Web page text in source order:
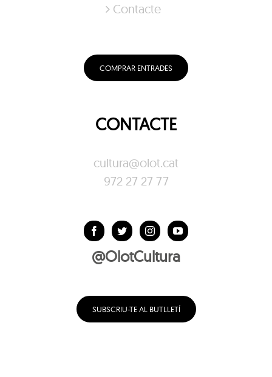
Contacte
COMPRAR ENTRADES
CONTACTE
cultura@olot.cat
972 27 27 77
@OlotCultura
SUBSCRIU-TE AL BUTLLETÍ